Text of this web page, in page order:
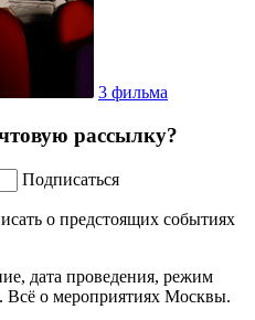
3 фильма
рассылку?
Подписаться
о предстоящих событиях
дата проведения, режим
Всё о мероприятиях Москвы.